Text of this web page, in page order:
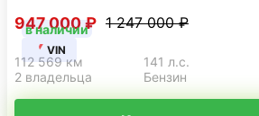
в наличии
VIN
947 000 ₽ 1 247 000 ₽
112 569 км 141 л.с.
2 владельца
Бензин